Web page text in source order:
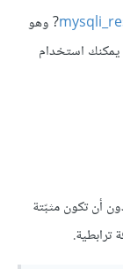
? وهو
يمكنك استخدام
أن تكون مثبّتة
ترابطية.